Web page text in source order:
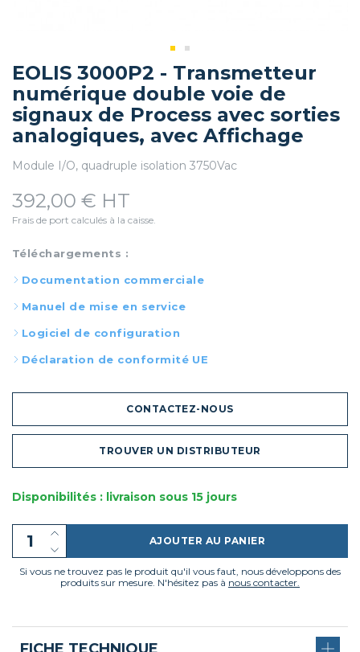
EOLIS 3000P2 - Transmetteur
numérique double voie de
signaux de Process avec sorties
analogiques, avec Affichage
Module I/O, quadruple isolation 3750Vac
392,00 € HT
Frais de port calculés à la caisse.
Téléchargements :
Documentation commerciale
Manuel de mise en service
Logiciel de configuration
Déclaration de conformité UE
CONTACTEZ-NOUS
TROUVER UN DISTRIBUTEUR
Disponibilités : livraison sous 15 jours
AJOUTER AU PANIER
Si vous ne trouvez pas le produit qu'il vous faut, nous développons des
produits sur mesure. N'hésitez pas à nous contacter.